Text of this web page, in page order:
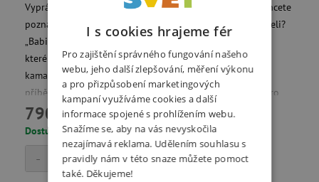
Vyprávějte si a objevujte příběhy ze života své rodiny. Chcete
poznat rodinné příběhy, o kterých jste ještě nikdy neslyšeli?
„Babičko, dědečku… Jak to tenkrát bylo?“ je nová hra, při
které si babička, dědeček, maminka, tatínek, ale i děti a
kamarádi příjemně zavzpomínají a dozví se zapomenuté
příběhy z rodinné historie. Hra obsahuje plno karet s retro
fotografiemi a hravou formou vybízí k vyprávění příběhů.
790 Kč
Dostupné jen v některých prodejnách
+
- Přidat do košíku
I s cookies hrajeme fér
Pro zajištění správného fungování našeho
webu, jeho další zlepšování, měření výkonu
a pro přizpůsobení marketingových
kampaní využíváme cookies a další
informace spojené s prohlížením webu.
Snažíme se, aby na vás nevyskočila
nezajímavá reklama. Udělením souhlasu s
pravidly nám v této snaze můžete pomoct
také. Děkujeme!